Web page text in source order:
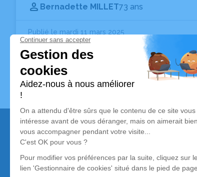
Bernadette MILLET73 ans
Publié le mardi 11 mars 2025
Mireille NOUHANT Née DELAFONTAINE
Vous ne trouvez pas l’avis de décès
Pour affiner votre recherche, utilisez la barre
Pour toute question relative au
Nos services
Avis de décès
Liste des familles
Annuaire des pompes funèbres